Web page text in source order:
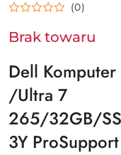
(0)
Brak towaru
Dell
/Ultra 7
265/32GB/
3Y ProSupport